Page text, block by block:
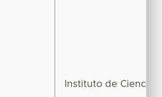
Instituto de